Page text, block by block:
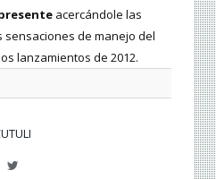
acercándole las
de manejo del
lanzamientos de 2012.
Twitter